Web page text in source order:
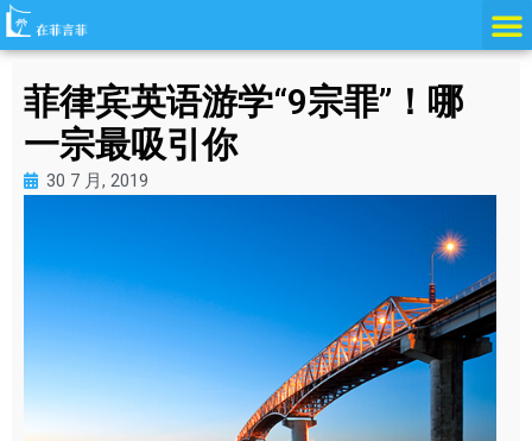
跳
至
菲律宾英语游学“9宗罪”！哪
一宗最吸引你
30 7 月, 2019